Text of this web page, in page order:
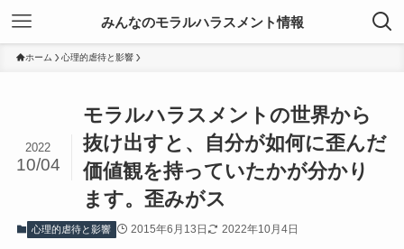
みんなのモラルハラスメント情報
ホーム 心理的虐待と影響
モラルハラスメントの世界から
抜け出すと、自分が如何に歪んだ
価値観を持っていたかが分かり
ます。歪みがス
2022
10/04
心理的虐待と影響 2015年6月13日 2022年10月4日